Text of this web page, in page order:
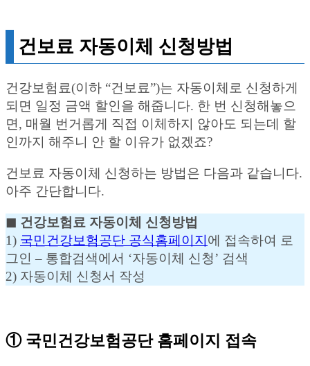
건보료 자동이체 신청방법
건강보험료(이하 “건보료”)는 자동이체로 신청하게
되면 일정 금액 할인을 해줍니다. 한 번 신청해놓으
면, 매월 번거롭게 직접 이체하지 않아도 되는데 할
인까지 해주니 안 할 이유가 없겠죠?
건보료 자동이체 신청하는 방법은 다음과 같습니다.
아주 간단합니다.
◼︎ 건강보험료 자동이체 신청방법
1) 국민건강보험공단 공식홈페이지 에 접속하여 로
그인 – 통합검색에서 ‘자동이체 신청’ 검색
2) 자동이체 신청서 작성
① 국민건강보험공단 홈페이지 접속